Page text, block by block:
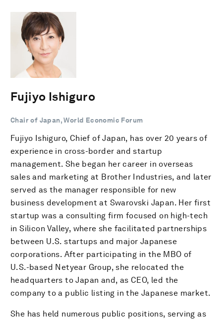
Fujiyo Ishiguro
Chair of Japan, World Economic Forum
Fujiyo Ishiguro, Chief of Japan, has over 20 years of
experience in cross-border and startup
management. She began her career in overseas
sales and marketing at Brother Industries, and later
served as the manager responsible for new
business development at Swarovski Japan. Her first
startup was a consulting firm focused on high-tech
in Silicon Valley, where she facilitated partnerships
between U.S. startups and major Japanese
corporations. After participating in the MBO of
U.S.-based Netyear Group, she relocated the
headquarters to Japan and, as CEO, led the
company to a public listing in the Japanese market.
She has held numerous public positions, serving as